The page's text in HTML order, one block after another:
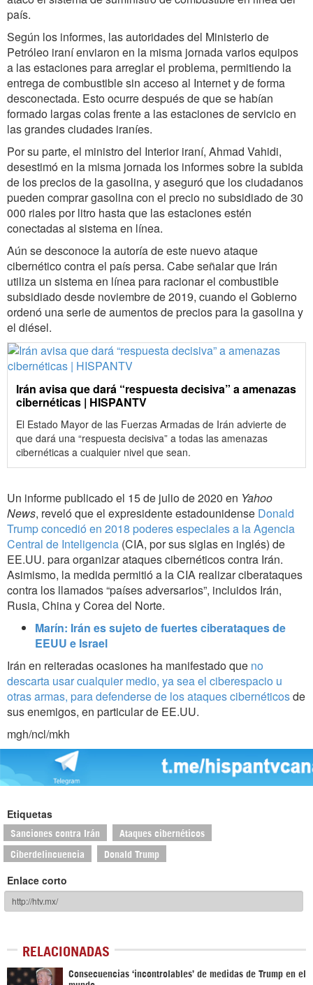
país.
Según los informes, las autoridades del Ministerio de
Petróleo iraní enviaron en la misma jornada varios equipos
a las estaciones para arreglar el problema, permitiendo la
entrega de combustible sin acceso al Internet y de forma
desconectada. Esto ocurre después de que se habían
formado largas colas frente a las estaciones de servicio en
las grandes ciudades iraníes.
Por su parte, el ministro del Interior iraní, Ahmad Vahidi,
desestimó en la misma jornada los informes sobre la subida
de los precios de la gasolina, y aseguró que los ciudadanos
pueden comprar gasolina con el precio no subsidiado de 30
000 riales por litro hasta que las estaciones estén
conectadas al sistema en línea.
Aún se desconoce la autoría de este nuevo ataque
cibernético contra el país persa. Cabe señalar que Irán
utiliza un sistema en línea para racionar el combustible
subsidiado desde noviembre de 2019, cuando el Gobierno
ordenó una serie de aumentos de precios para la gasolina y
el diésel.
Irán avisa que dará “respuesta decisiva” a amenazas
cibernéticas | HISPANTV
El Estado Mayor de las Fuerzas Armadas de Irán advierte de
que dará una “respuesta decisiva” a todas las amenazas
cibernéticas a cualquier nivel que sean.
Un informe publicado el 15 de julio de 2020 en Yahoo
News, reveló que el expresidente estadounidense Donald
Trump concedió en 2018 poderes especiales a la Agencia
Central de Inteligencia (CIA, por sus siglas en inglés) de
EE.UU. para organizar ataques cibernéticos contra Irán.
Asimismo, la medida permitió a la CIA realizar ciberataques
contra los llamados “países adversarios”, incluidos Irán,
Rusia, China y Corea del Norte.
Marín: Irán es sujeto de fuertes ciberataques de
EEUU e Israel
Irán en reiteradas ocasiones ha manifestado que no
descarta usar cualquier medio, ya sea el ciberespacio u
otras armas, para defenderse de los ataques cibernéticosde
sus enemigos, en particular de EE.UU.
mgh/ncl/mkh
Etiquetas
Sanciones contra Irán Ataques cibernéticos
Ciberdelincuencia Donald Trump
Enlace corto
RELACIONADAS
Consecuencias ‘incontrolables’ de medidas de Trump en el
mundo